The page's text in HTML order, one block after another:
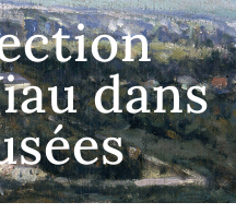
dans